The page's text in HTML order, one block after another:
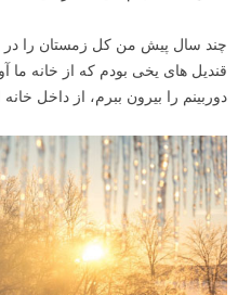
چند سال پیش من کل زمستان را در
قندیل های یخی بودم که از خانه
دوربینم را بیرون ببرم، از داخل